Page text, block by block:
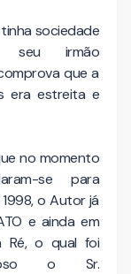
sociedade
irmão
que a
era estreita e
no momento
se para
o Autor já
e ainda em
Ré, o qual foi
o Sr.